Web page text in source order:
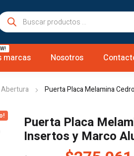
marcas Nosotros
Abertura Puerta Placa Melamina
Puerta Placa
Insertos y Marco